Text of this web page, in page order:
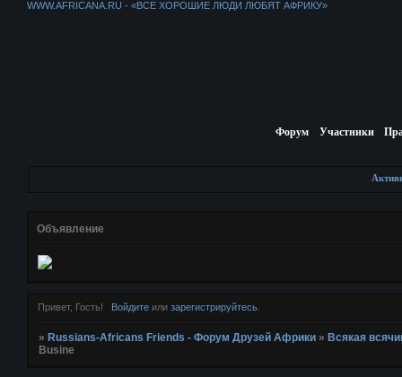
WWW.AFRICANA.RU - «ВСЕ ХОРОШИЕ ЛЮДИ ЛЮБЯТ АФРИКУ»
Форум Участники
Объявление
Привет, Гость! Войдитеили зарегистрируйтесь.
» Russians-Africans Friends - Форум Друзей Африки » Всякая
Busine